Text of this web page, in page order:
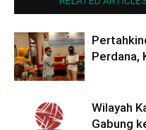
Perdana,
Wilayah
Gabung